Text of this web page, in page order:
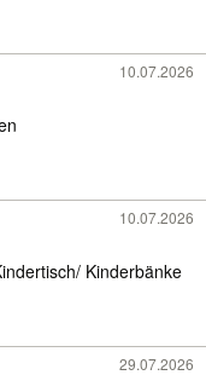
10.07.2026
10.07.2026
Kinderbänke
29.07.2026